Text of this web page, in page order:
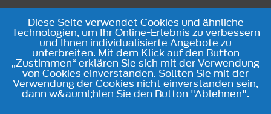
Diese Seite verwendet Cookies und ähnliche
Technologien, um Ihr Online-Erlebnis zu verbessern
und Ihnen individualisierte Angebote zu
unterbreiten. Mit dem Klick auf den Button
„Zustimmen“ erklären Sie sich mit der Verwendung
von Cookies einverstanden. Sollten Sie mit der
Verwendung der Cookies nicht einverstanden sein,
dann w&auml;hlen Sie den Button "Ablehnen".